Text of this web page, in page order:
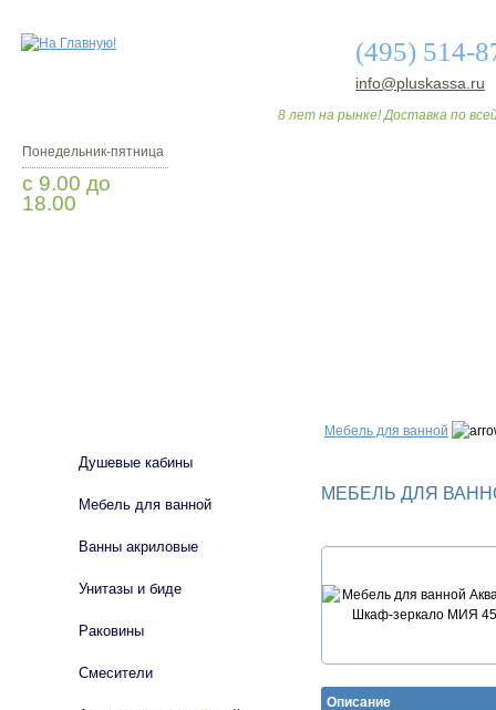
(495) 514-
info@pluskassa.ru
8 лет на рынке! Доставка по
Понедельник-пятница
с 9.00 до
18.00
Мебель для ванной
МЕБЕЛЬ ДЛЯ
Описание
Душевые кабины
Мебель для ванной
Ванны акриловые
Унитазы и биде
Раковины
Смесители